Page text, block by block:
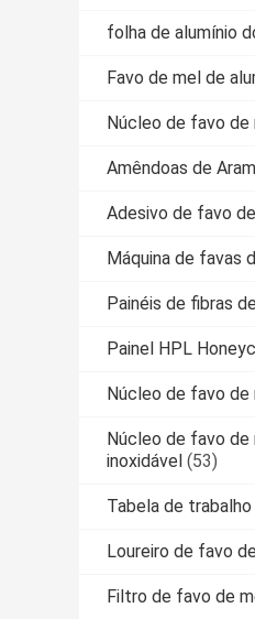
folha de alumínio
Favo de mel de
Núcleo de favo de
Amêndoas de
Adesivo de favo
Máquina de favas
Painéis de fibras
Painel HPL
Núcleo de favo de
Núcleo de favo de
inoxidável (53)
Tabela de
Loureiro de favo
Filtro de favo de